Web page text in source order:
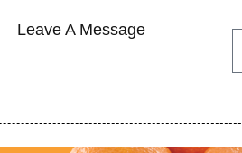
Leave A Message